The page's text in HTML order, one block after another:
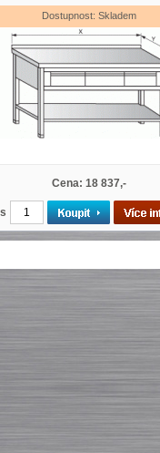
Dostupnost: Skladem
Cena: 18 837,-